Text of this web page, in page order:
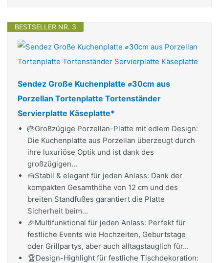
BESTSELLER NR. 3
Sendez Große Kuchenplatte ⌀30cm aus
Porzellan Tortenplatte Tortenständer
Servierplatte Käseplatte*
🎂Großzügige Porzellan-Platte mit edlem Design:
Die Kuchenplatte aus Porzellan überzeugt durch
ihre luxuriöse Optik und ist dank des
großzügigen...
🍰Stabil & elegant für jeden Anlass: Dank der
kompakten Gesamthöhe von 12 cm und des
breiten Standfußes garantiert die Platte
Sicherheit beim...
🎉Multifunktional für jeden Anlass: Perfekt für
festliche Events wie Hochzeiten, Geburtstage
oder Grillpartys, aber auch alltagstauglich für...
🏆Design-Highlight für festliche Tischdekoration: